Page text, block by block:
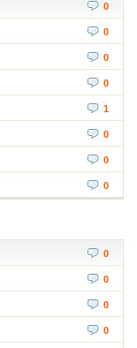
0
0
0
0
1
0
0
0
0
0
0
0